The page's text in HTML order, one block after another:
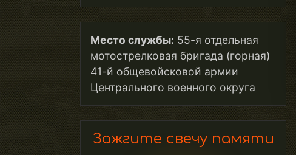
Место службы: 55-я отдельная
мотострелковая бригада (горная)
41-й общевойсковой армии
Центрального военного округа
Зажгите свечу памяти